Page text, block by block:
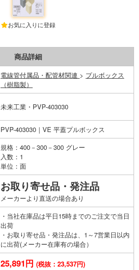
お気に入りに登録
商品詳細
電線管付属品・配管材関連 > プルボックス
（樹脂製）
未来工業・PVP-403030
PVP-403030｜VE 平蓋プルボックス
規格：400－300－300 グレー
入数：1
単位：面
お取り寄せ品・発注品
メーカーより直送の場合あり
・当社在庫品は平日15時までのご注文で当日
出荷
・お取り寄せ品・発注品は、1～7営業日以内
に出荷(メーカー在庫有の場合）
25,891円 (税抜：23,537円)